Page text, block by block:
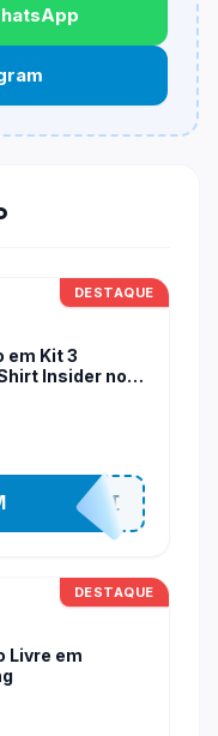
itens participantes
especificos podem
DESTAQUE
em Kit 3
Insider no
DESTAQUE
Livre em